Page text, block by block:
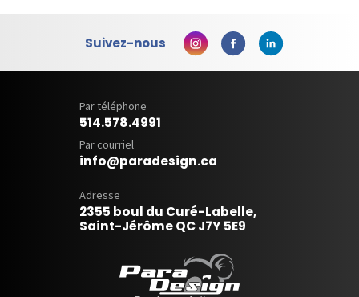
Suivez-nous
Par téléphone
514.578.4991
Par courriel
info@paradesign.ca
Adresse
2355 boul du Curé-Labelle,
Saint-Jérôme QC J7Y 5E9